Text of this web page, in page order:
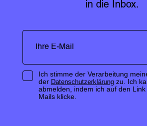
in die Inbox.
Ich stimme der Verarbeitung
der Datenschutzerklärungzu. Ich
abmelden, indem ich auf den
Mails klicke.